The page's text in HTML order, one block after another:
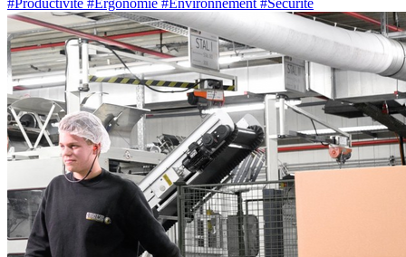
#Productivité #Ergonomie #Environnement #Sécurité